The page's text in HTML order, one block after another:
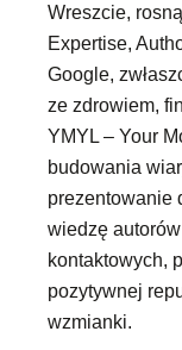
Wreszcie,
Expertise,
Google,
ze zdrowiem,
YMYL – Your
budowania
prezentowanie
wiedzę
kontaktowych,
pozytywnej
wzmianki.